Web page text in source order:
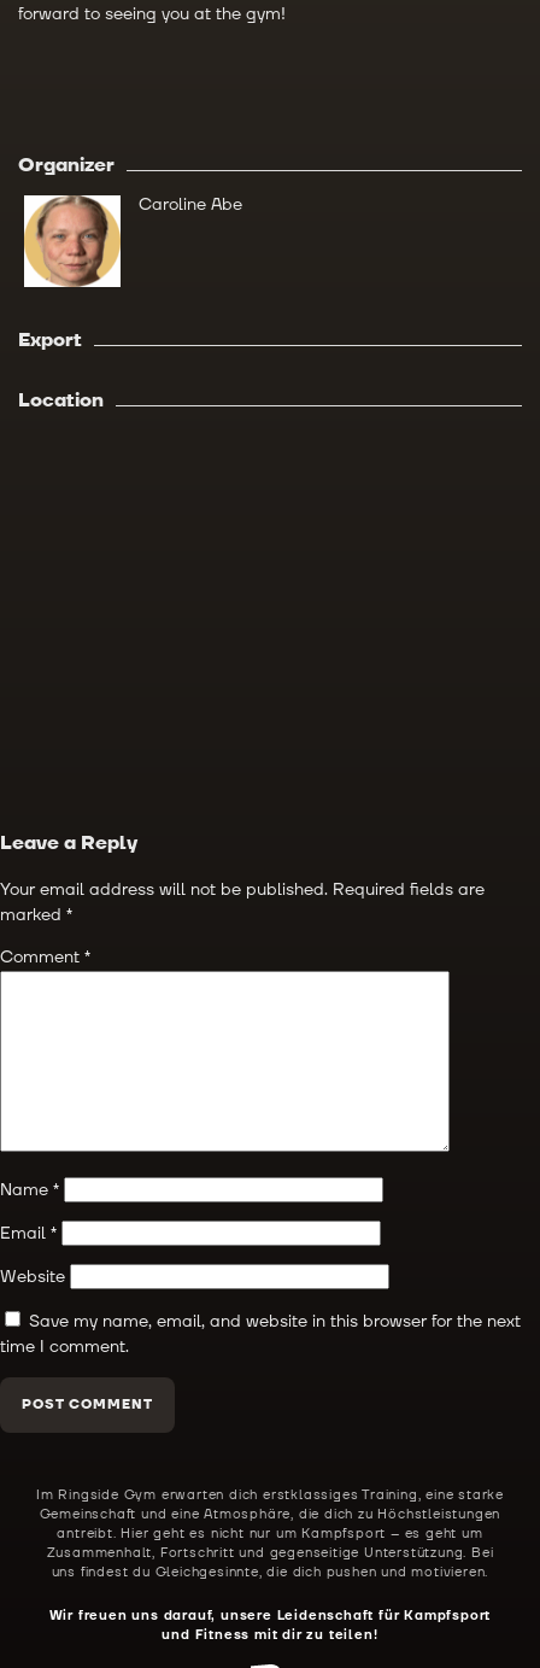
forward to seeing you at the gym!
Organizer
Caroline Abe
Export
Location
Leave a Reply
Your email address will not be published. Required fields are
marked *
Comment *
Name *
Email *
Website
Save my name, email, and website in this browser for the next
time I comment.
Im Ringside Gym erwarten dich erstklassiges Training, eine starke
Gemeinschaft und eine Atmosphäre, die dich zu Höchstleistungen
antreibt. Hier geht es nicht nur um Kampfsport – es geht um
Zusammenhalt, Fortschritt und gegenseitige Unterstützung. Bei
uns findest du Gleichgesinnte, die dich pushen und motivieren.
Wir freuen uns darauf, unsere Leidenschaft für Kampfsport
und Fitness mit dir zu teilen!